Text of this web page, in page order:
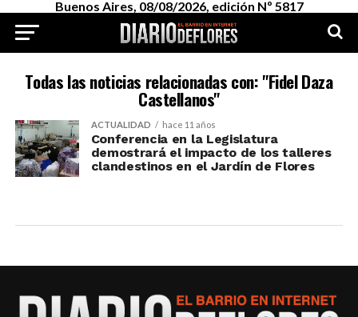
Buenos Aires, 08/08/2026, edición Nº 5817
Todas las noticias relacionadas con: "Fidel Daza
Castellanos"
ACTUALIDAD hace 11 años
Conferencia en la Legislatura
demostrará el impacto de los talleres
clandestinos en el Jardín de Flores